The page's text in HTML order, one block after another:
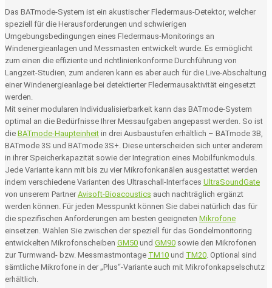
Das BATmode-System ist ein akustischer Fledermaus-Detektor, welcher
speziell für die Herausforderungen und schwierigen
Umgebungsbedingungen eines Fledermaus-Monitorings an
Windenergieanlagen und Messmasten entwickelt wurde. Es ermöglicht
zum einen die effiziente und richtlinienkonforme Durchführung von
Langzeit-Studien, zum anderen kann es aber auch für die Live-Abschaltung
einer Windenergieanlage bei detektierter Fledermausaktivität eingesetzt
werden.
Mit seiner modularen Individualisierbarkeit kann das BATmode-System
optimal an die Bedürfnisse Ihrer Messaufgaben angepasst werden. So ist
die BATmode-Haupteinheit in drei Ausbaustufen erhältlich – BATmode 3B,
BATmode 3S und BATmode 3S+. Diese unterscheiden sich unter anderem
in ihrer Speicherkapazität sowie der Integration eines Mobilfunkmoduls.
Jede Variante kann mit bis zu vier Mikrofonkanälen ausgestattet werden
indem verschiedene Varianten des Ultraschall-Interfaces UltraSoundGate
von unserem Partner Avisoft-Bioacoustics auch nachträglich ergänzt
werden können. Für jeden Messpunkt können Sie dabei natürlich das für
die spezifischen Anforderungen am besten geeigneten Mikrofone
einsetzen. Wählen Sie zwischen der speziell für das Gondelmonitoring
entwickelten Mikrofonscheiben GM50 und GM90 sowie den Mikrofonen
zur Turmwand- bzw. Messmastmontage TM10 und TM20. Optional sind
sämtliche Mikrofone in der „Plus“-Variante auch mit Mikrofonkapselschutz
erhältlich.